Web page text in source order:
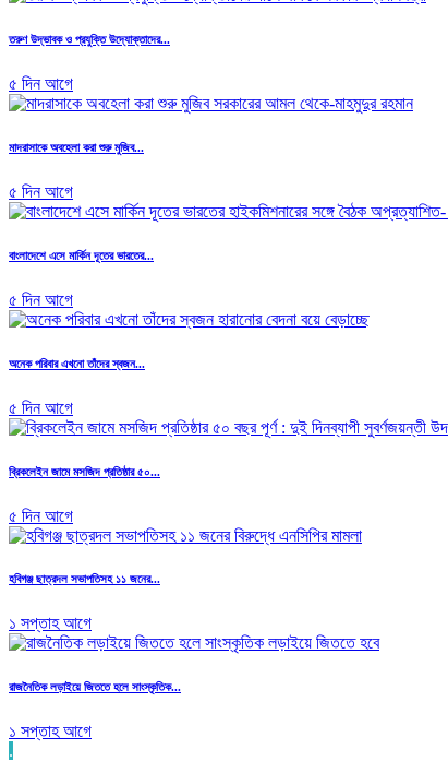
তরুণ উদ্ভাবক ও প্রযুক্তি উদ্যোক্তাদের...
৫ দিন আগে
মাদরাসাকে অবহেলা করা শুরু মুজিব...
৫ দিন আগে
বাংলাদেশে এসে মার্কিন দূতের ভারতের...
৫ দিন আগে
অনেক পরিবার এখনো তাঁদের স্বজন...
৫ দিন আগে
ব্রিকলেইন জামে মসজিদ প্রতিষ্ঠার ৫০...
৫ দিন আগে
হবিগঞ্জ ছাত্রদল সভাপতিসহ ১১ জনের...
১ সপ্তাহ আগে
রাজনৈতিক লড়াইয়ে জিততে হলে সাংস্কৃতিক...
১ সপ্তাহ আগে
.